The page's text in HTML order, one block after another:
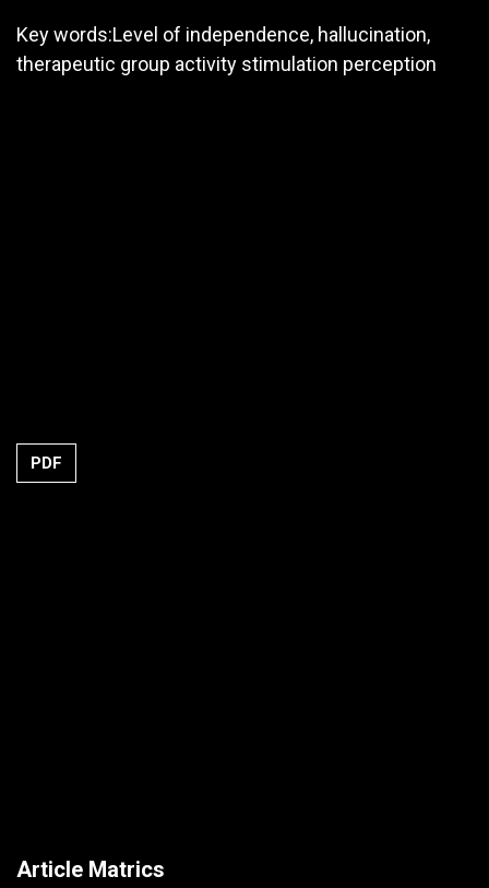
Key words:Level of independence, hallucination,
therapeutic group activity stimulation perception
PDF
Article Matrics